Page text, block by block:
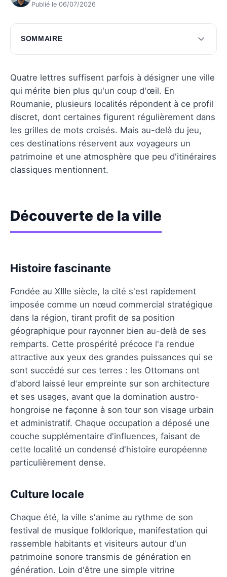
Publié le 06/07/2026
SOMMAIRE
Découverte de la ville
Gastronomie et spécialités locales
Conseils pratiques pour les visiteurs
Questions fréquentes
Quatre lettres suffisent parfois à désigner une ville
qui mérite bien plus qu'un coup d'œil. En
Roumanie, plusieurs localités répondent à ce profil
discret, dont certaines figurent régulièrement dans
les grilles de mots croisés. Mais au-delà du jeu,
ces destinations réservent aux voyageurs un
patrimoine et une atmosphère que peu d'itinéraires
classiques mentionnent.
Découverte de la ville
Histoire fascinante
Fondée au XIIIe siècle, la cité s'est rapidement
imposée comme un nœud commercial stratégique
dans la région, tirant profit de sa position
géographique pour rayonner bien au-delà de ses
remparts. Cette prospérité précoce l'a rendue
attractive aux yeux des grandes puissances qui se
sont succédé sur ces terres : les Ottomans ont
d'abord laissé leur empreinte sur son architecture
et ses usages, avant que la domination austro-
hongroise ne façonne à son tour son visage urbain
et administratif. Chaque occupation a déposé une
couche supplémentaire d'influences, faisant de
cette localité un condensé d'histoire européenne
particulièrement dense.
Culture locale
Chaque été, la ville s'anime au rythme de son
festival de musique folklorique, manifestation qui
rassemble habitants et visiteurs autour d'un
patrimoine sonore transmis de génération en
génération. Loin d'être une simple vitrine